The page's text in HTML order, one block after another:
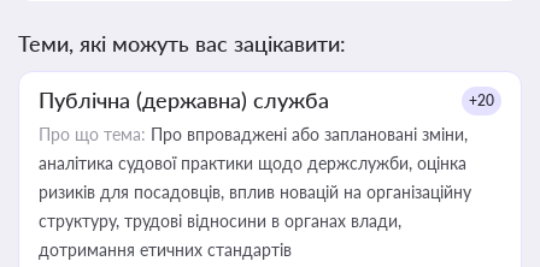
Теми, які можуть вас зацікавити:
Публічна (державна) служба +20
Про що тема: Про впроваджені або заплановані зміни,
аналітика судової практики щодо держслужби, оцінка
ризиків для посадовців, вплив новацій на організаційну
структуру, трудові відносини в органах влади,
дотримання етичних стандартів